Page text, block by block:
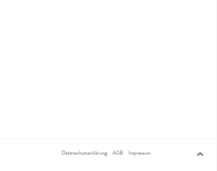
Datenschutzerklärung AGB Impressum